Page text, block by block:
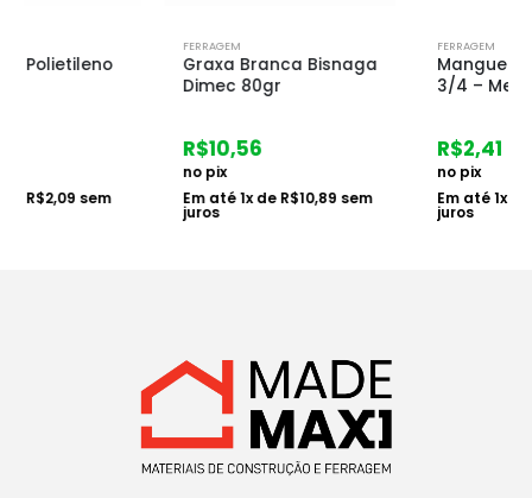
Graxa Branca Bisnaga
Em até1x de 10,89sem
juros
Mangueira Polietileno
Em até1x de 2,48sem
juros